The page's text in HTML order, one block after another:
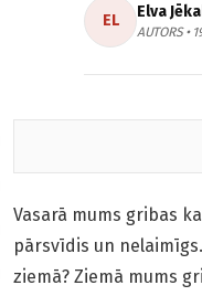
EL Elva
AUTORS •
Vasarā mums gribas
pārsvīdis un
ziemā? Ziemā mums